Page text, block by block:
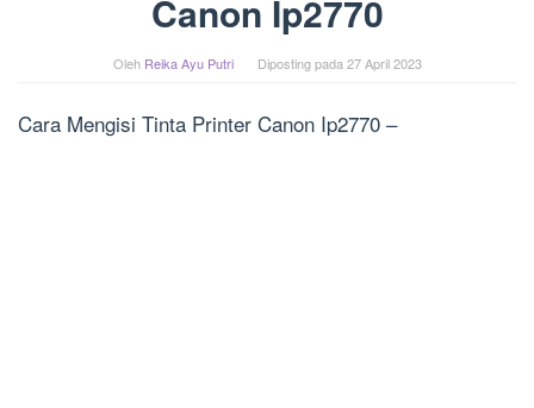
Canon Ip2770
Oleh Reika Ayu Putri Diposting pada 27 April 2023
Cara Mengisi Tinta Printer Canon Ip2770 –